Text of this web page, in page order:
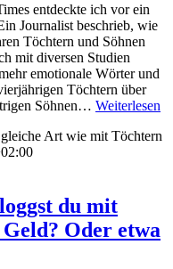
entdeckte ich vor ein
Journalist beschrieb, wie
Töchtern und Söhnen
mit diversen Studien
emotionale Wörter und
Töchtern über
Söhnen… Weiterlesen
Art wie mit Töchtern
du mit
Oder etwa